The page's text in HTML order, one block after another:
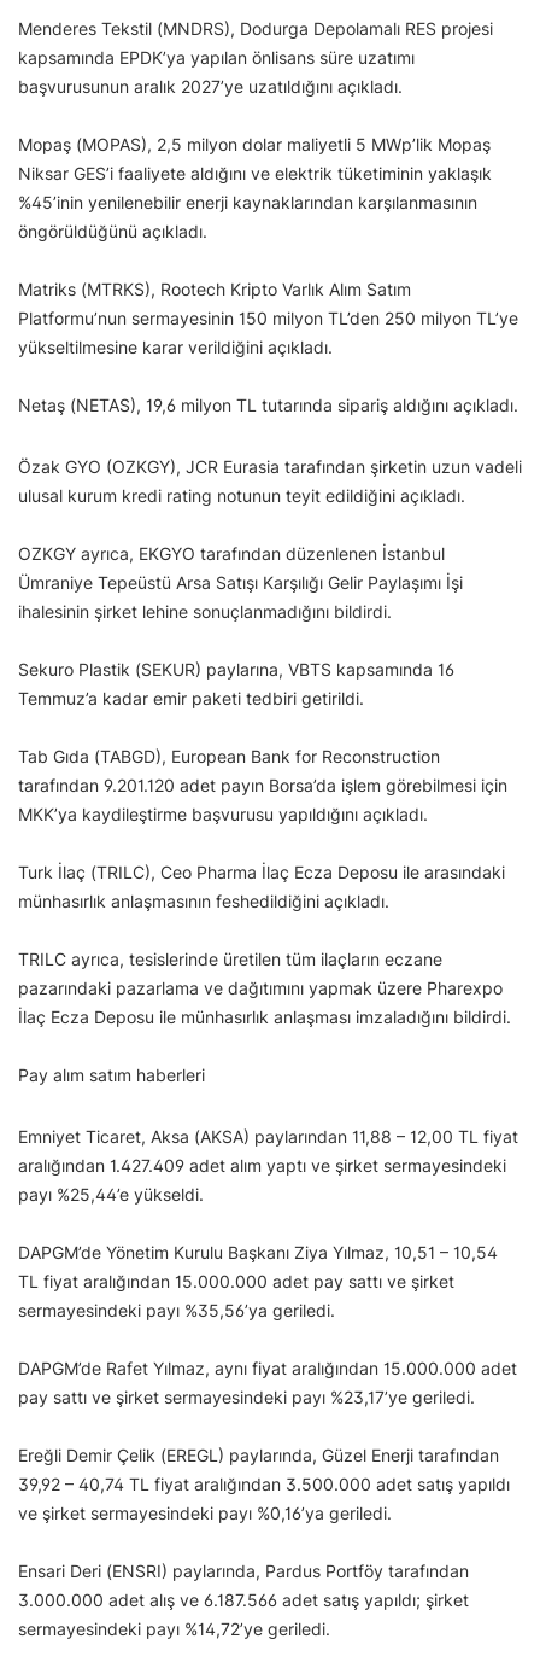
Menderes Tekstil (MNDRS), Dodurga Depolamalı RES projesi
kapsamında EPDK’ya yapılan önlisans süre uzatımı
başvurusunun aralık 2027’ye uzatıldığını açıkladı.
Mopaş (MOPAS), 2,5 milyon dolar maliyetli 5 MWp’lik Mopaş
Niksar GES’i faaliyete aldığını ve elektrik tüketiminin yaklaşık
%45’inin yenilenebilir enerji kaynaklarından karşılanmasının
öngörüldüğünü açıkladı.
Matriks (MTRKS), Rootech Kripto Varlık Alım Satım
Platformu’nun sermayesinin 150 milyon TL’den 250 milyon TL’ye
yükseltilmesine karar verildiğini açıkladı.
Netaş (NETAS), 19,6 milyon TL tutarında sipariş aldığını açıkladı.
Özak GYO (OZKGY), JCR Eurasia tarafından şirketin uzun vadeli
ulusal kurum kredi rating notunun teyit edildiğini açıkladı.
OZKGY ayrıca, EKGYO tarafından düzenlenen İstanbul
Ümraniye Tepeüstü Arsa Satışı Karşılığı Gelir Paylaşımı İşi
ihalesinin şirket lehine sonuçlanmadığını bildirdi.
Sekuro Plastik (SEKUR) paylarına, VBTS kapsamında 16
Temmuz’a kadar emir paketi tedbiri getirildi.
Tab Gıda (TABGD), European Bank for Reconstruction
tarafından 9.201.120 adet payın Borsa’da işlem görebilmesi için
MKK’ya kaydileştirme başvurusu yapıldığını açıkladı.
Turk İlaç (TRILC), Ceo Pharma İlaç Ecza Deposu ile arasındaki
münhasırlık anlaşmasının feshedildiğini açıkladı.
TRILC ayrıca, tesislerinde üretilen tüm ilaçların eczane
pazarındaki pazarlama ve dağıtımını yapmak üzere Pharexpo
İlaç Ecza Deposu ile münhasırlık anlaşması imzaladığını bildirdi.
Pay alım satım haberleri
Emniyet Ticaret, Aksa (AKSA) paylarından 11,88 – 12,00 TL fiyat
aralığından 1.427.409 adet alım yaptı ve şirket sermayesindeki
payı %25,44’e yükseldi.
DAPGM’de Yönetim Kurulu Başkanı Ziya Yılmaz, 10,51 – 10,54
TL fiyat aralığından 15.000.000 adet pay sattı ve şirket
sermayesindeki payı %35,56’ya geriledi.
DAPGM’de Rafet Yılmaz, aynı fiyat aralığından 15.000.000 adet
pay sattı ve şirket sermayesindeki payı %23,17’ye geriledi.
Ereğli Demir Çelik (EREGL) paylarında, Güzel Enerji tarafından
39,92 – 40,74 TL fiyat aralığından 3.500.000 adet satış yapıldı
ve şirket sermayesindeki payı %0,16’ya geriledi.
Ensari Deri (ENSRI) paylarında, Pardus Portföy tarafından
3.000.000 adet alış ve 6.187.566 adet satış yapıldı; şirket
sermayesindeki payı %14,72’ye geriledi.